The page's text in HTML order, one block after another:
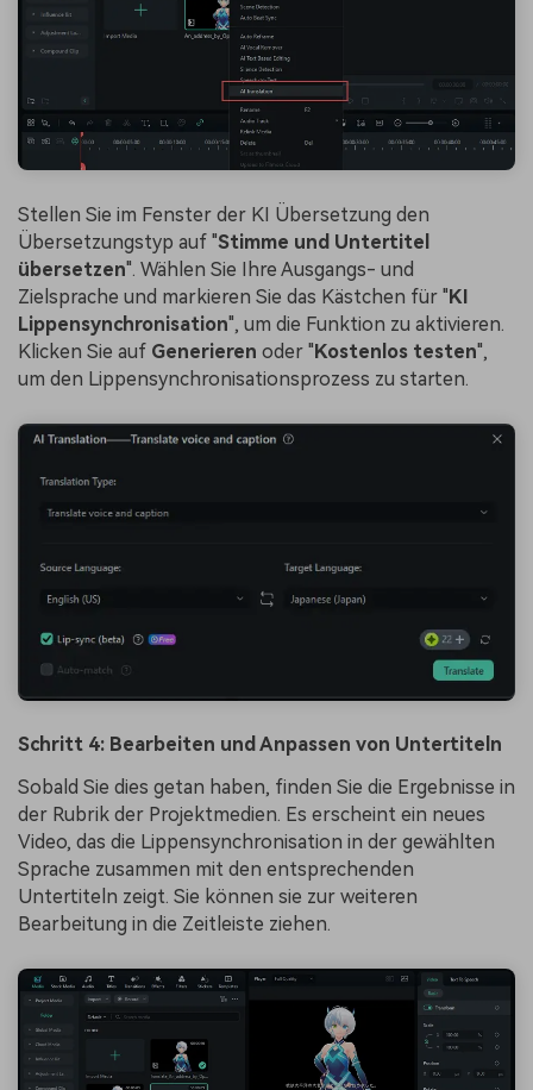
Stellen Sie im Fenster der KI Übersetzung den
Übersetzungstyp auf "Stimme und Untertitel
übersetzen". Wählen Sie Ihre Ausgangs- und
Zielsprache und markieren Sie das Kästchen für "KI
Lippensynchronisation", um die Funktion zu aktivieren.
Klicken Sie auf Generieren oder "Kostenlos testen",
um den Lippensynchronisationsprozess zu starten.
Schritt 4: Bearbeiten und Anpassen von Untertiteln
Sobald Sie dies getan haben, finden Sie die Ergebnisse in
der Rubrik der Projektmedien. Es erscheint ein neues
Video, das die Lippensynchronisation in der gewählten
Sprache zusammen mit den entsprechenden
Untertiteln zeigt. Sie können sie zur weiteren
Bearbeitung in die Zeitleiste ziehen.